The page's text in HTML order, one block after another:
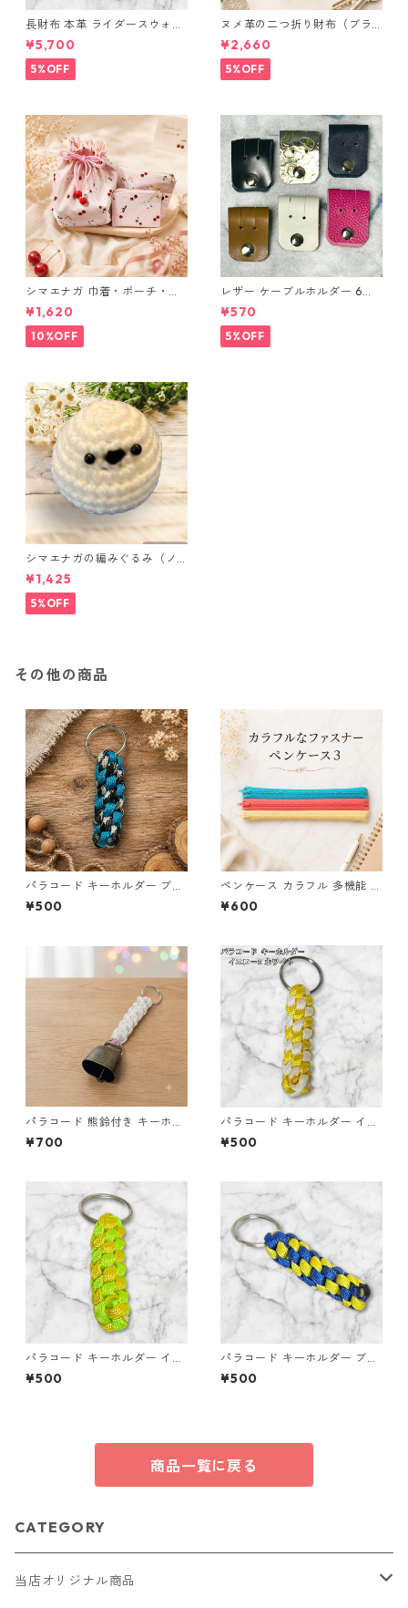
長財布 本革 ライダースウォレ
ット 国産 ヌメ革 ブラウン バ
ングラデシュ l175 レザー 革財
布 ハンドメイド 経年変化
¥5,700
5%OFF
ヌメ革の二つ折り財布（ブラ
ウン系）
¥2,660
5%OFF
シマエナガ 巾着・ポーチ・ミ
ニポーチ(カード収納にも) ３
点セット さくらんぼ柄×淡いピ
ンク
¥1,620
10%OFF
レザー ケーブルホルダー 6個
セット
¥570
5%OFF
シマエナガの編みぐるみ（ノ
ーマル）
¥1,425
5%OFF
その他の商品
パラコード キーホルダー ブル
ー×ブラック・ホワイト ハンド
メイド 国産 本革 ヌメ革
¥500
ペンケース カラフル 多機能 筆
箱 ファスナー6本 s11
¥600
パラコード 熊鈴付き キーホル
ダー ホワイト×ピンク 編み込
み S42 アウトドア
¥700
パラコード キーホルダー イエ
ロー ホワイト 編み込み s21
¥500
パラコード キーホルダー イエ
ロー ライトグリーン 編み込み
s37 アウトドア
¥500
パラコード キーホルダー ブル
ー イエロー 編み込み s32
¥500
商品一覧に戻る
CATEGORY
当店オリジナル商品